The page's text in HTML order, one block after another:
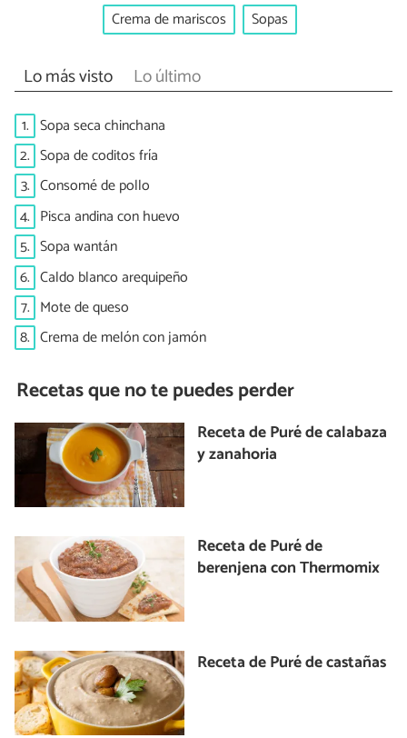
Crema de mariscos
Sopas
Lo más visto Lo último
1. Sopa seca chinchana
2. Sopa de coditos fría
3. Consomé de pollo
4. Pisca andina con huevo
5. Sopa wantán
6. Caldo blanco arequipeño
7. Mote de queso
8. Crema de melón con jamón
Recetas que no te puedes perder
Receta de Puré de calabaza
y zanahoria
Receta de Puré de
berenjena con Thermomix
Receta de Puré de castañas